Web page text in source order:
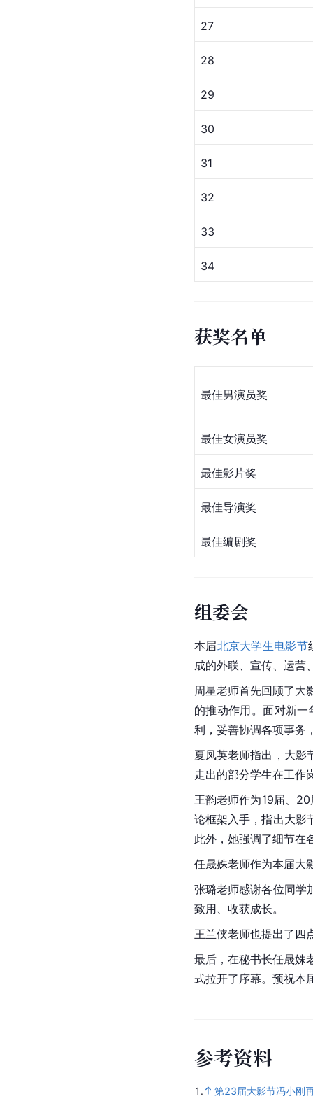
27
28
29
30
31
32
33
34
获奖名单
最佳男演员奖
最佳女演员奖
最佳影片奖
最佳导演奖
最佳编剧奖
组委会
本届北京大学生电影节
成的外联、宣传、运营
周星老师首先回顾了大
的推动作用。面对新
利，妥善协调各项事务
夏凤英老师指出，大影
走出的部分学生在工作
王韵老师作为19届、
论框架入手，指出大影
此外，她强调了细节在
任晟姝老师作为本届大
张璐老师感谢各位同学
致用、收获成长。
王兰侠老师也提出了四
最后，在秘书长任晟姝
式拉开了序幕。预祝本
参考资料
1. 第23届大影节冯小刚